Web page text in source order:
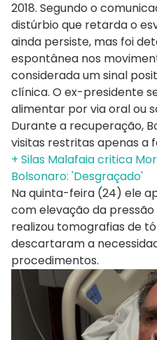
2018. Segundo o
distúrbio que retarda o
ainda persiste, mas foi
espontânea nos
considerada um sinal
clínica. O ex-presidente
alimentar por via oral ou
Durante a recuperação,
visitas restritas apenas a
+ Silas Malafaia critica
Bolsonaro: 'Desgraçado'
Na quinta-feira (24) ele
com elevação da
realizou tomografias de
descartaram a
procedimentos.